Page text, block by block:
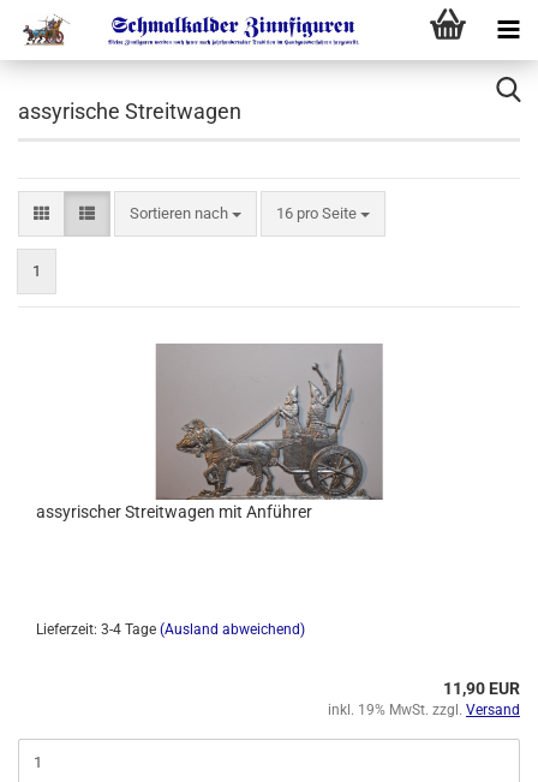
assyrische Streitwagen
Sortieren nach 16 pro Seite
1
assyrischer Streitwagen mit Anführer
Lieferzeit: 3-4 Tage (Ausland abweichend)
11,90 EUR
inkl. 19% MwSt. zzgl. Versand